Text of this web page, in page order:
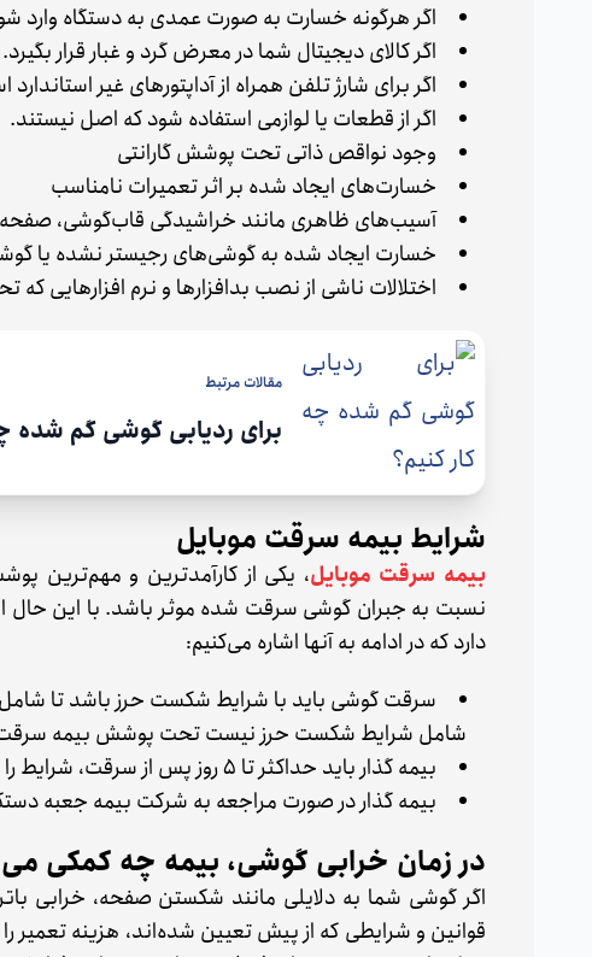
اگر هرگونه خسارت به صورت عمدی به دستگاه وارد
اگر کالای دیجیتال شما در معرض گرد و غبار قرار بگیرد.
اگر برای شارژ تلفن‌ همراه از آداپتورهای غیر
اگر از قطعات یا لوازمی استفاده شود که اصل نیستند.
وجود نواقص ذاتی تحت پوشش گارانتی
خسارت‌های ایجاد شده بر اثر تعمیرات نامناسب
آسیب‌های ظاهری مانند خراشیدگی قاب‌گوشی، صفحه
خسارت ایجاد شده به گوشی‌های رجیستر نشده یا
اختلالات ناشی از نصب بدافزارها و نرم افزارهایی
مقالات مرتبط
برای ردیابی گوشی گم‌ شده
شرایط بیمه سرقت موبایل
بیمه سرقت موبایل، یکی از کارآمدترین و مهم‌ترین
نسبت به جبران گوشی سرقت شده موثر باشد. با این حال
دارد که در ادامه به آنها اشاره می‌کنیم:
سرقت گوشی باید با شرایط شکست حرز باشد تا
شامل شرایط شکست حرز نیست تحت پوشش بیمه سرقت
بیمه گذار باید حداکثر تا ۵ روز پس از سرقت، شرایط را به شرکت بیمه اعلام کند.
بیمه گذار در صورت مراجعه به شرکت بیمه جعبه
در زمان خرابی گوشی، بیمه چه کمکی
اگر گوشی شما به دلایلی مانند شکستن صفحه، خرابی
قوانین و شرایطی که از پیش تعیین شده‌اند، هزینه‌